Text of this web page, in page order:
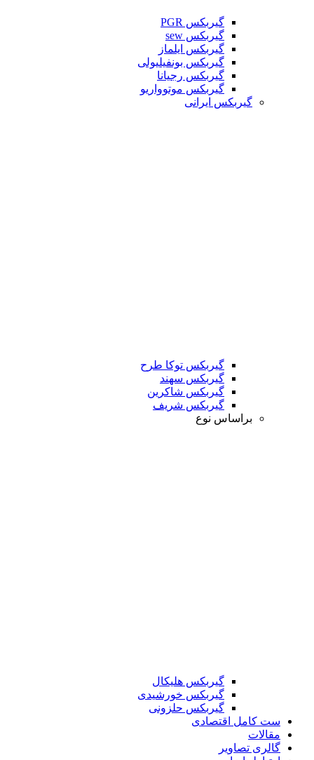
گیربکس PGR
گیربکس sew
گیربکس ایلماز
گیربکس بونفیلیولی
گیربکس رجیانا
گیربکس موتوواریو
گیربکس ایرانی
گیربکس توکا طرح
گیربکس سهند
گیربکس شاکرین
گیربکس شریف
براساس نوع
گیربکس هلیکال
گیربکس خورشیدی
گیربکس حلزونی
ست کامل اقتصادی
مقالات
گالری تصاویر